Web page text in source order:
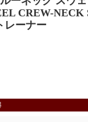
CREW-NECK
レーナー